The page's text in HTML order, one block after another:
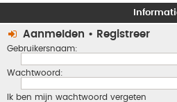
Aanmelden • Registreer
Gebruikersnaam:
Wachtwoord:
Ik ben mijn wachtwoord vergeten